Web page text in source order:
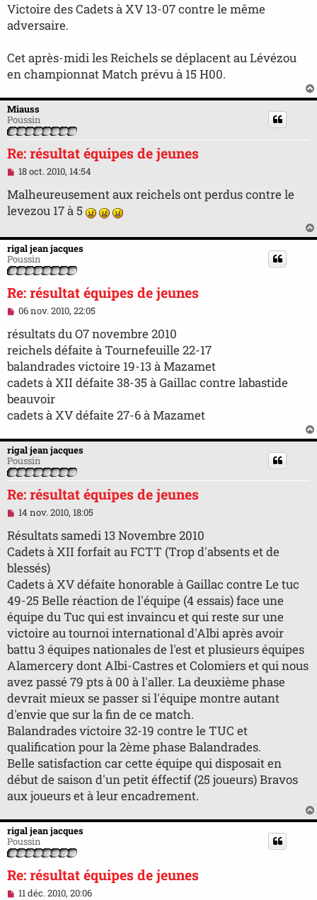
l
u
Victoire des Cadets à XV 13-07 contre le même
adversaire.
Cet après-midi les Reichels se déplacent au Lévézou
en championnat Match prévu à 15 H00.
Miauss
Poussin
Re: résultat équipes de jeunes
M
s
s
a
e
n
o
n
l
u
18 oct. 2010, 14:54
Malheureusement aux reichels ont perdus contre le
levezou 17 à 5
rigal jean jacques
Poussin
Re: résultat équipes de jeunes
M
s
s
a
g
e
n
o
n
l
06 nov. 2010, 22:05
résultats du O7 novembre 2010
reichels défaite à Tournefeuille 22-17
balandrades victoire 19-13 à Mazamet
cadets à XII défaite 38-35 à Gaillac contre labastide
beauvoir
cadets à XV défaite 27-6 à Mazamet
rigal jean jacques
Poussin
Re: résultat équipes de jeunes
M
s
s
a
g
e
n
o
n
l
u
14 nov. 2010, 18:05
Résultats samedi 13 Novembre 2010
Cadets à XII forfait au FCTT (Trop d'absents et de
blessés)
Cadets à XV défaite honorable à Gaillac contre Le tuc
49-25 Belle réaction de l'équipe (4 essais) face une
équipe du Tuc qui est invaincu et qui reste sur une
victoire au tournoi international d'Albi après avoir
battu 3 équipes nationales de l'est et plusieurs équipes
Alamercery dont Albi-Castres et Colomiers et qui nous
avez passé 79 pts à 00 à l'aller. La deuxième phase
devrait mieux se passer si l'équipe montre autant
d'envie que sur la fin de ce match.
Balandrades victoire 32-19 contre le TUC et
qualification pour la 2ème phase Balandrades.
Belle satisfaction car cette équipe qui disposait en
début de saison d'un petit éffectif (25 joueurs) Bravos
aux joueurs et à leur encadrement.
rigal jean jacques
Poussin
Re: résultat équipes de jeunes
M
11 déc. 2010, 20:06